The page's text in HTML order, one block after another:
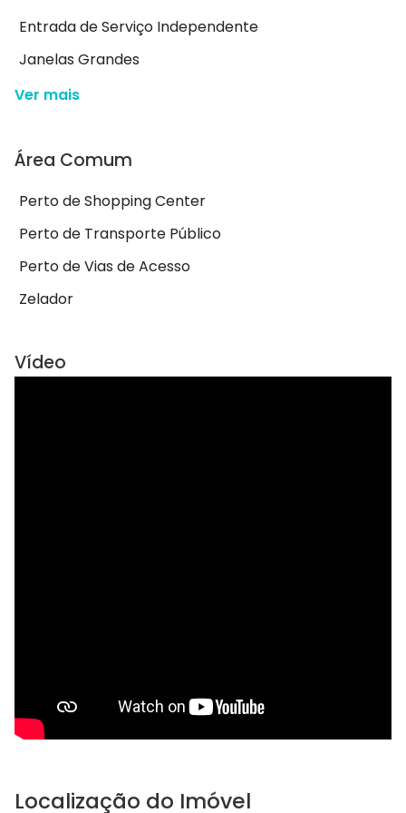
Entrada de Serviço Independente
Janelas Grandes
Ver mais
Área Comum
Perto de Shopping Center
Perto de Transporte Público
Perto de Vias de Acesso
Zelador
Vídeo
Localização do Imóvel